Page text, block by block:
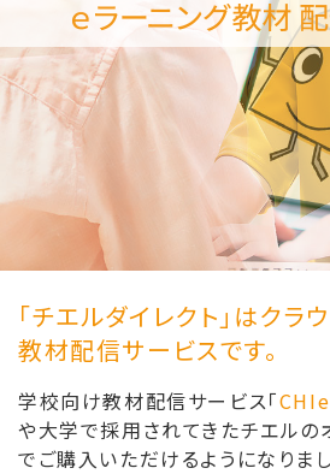
「チエルダイレクト」はクラ
教材配信サービスです。
学校向け教材配信サービス「
や大学で採用されてきたチエルの
でご購入いただけるようになりまし